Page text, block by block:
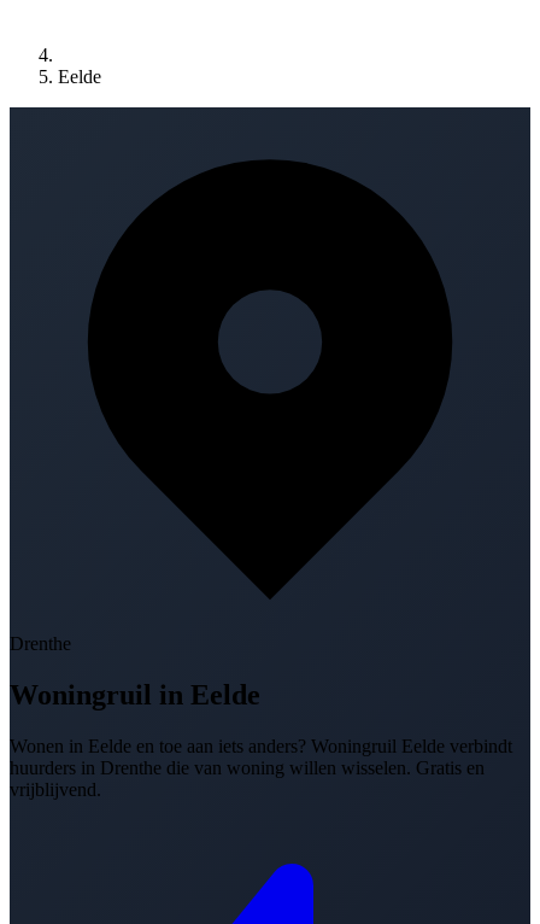
Eelde
Drenthe
Woningruil in Eelde
Wonen in Eelde en toe aan iets anders? Woningruil Eelde verbindt
huurders in Drenthe die van woning willen wisselen. Gratis en
vrijblijvend.